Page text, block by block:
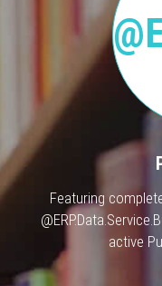
Featuring
active